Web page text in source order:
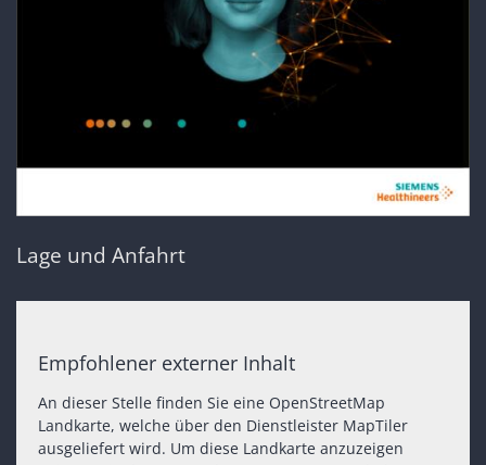
Lage und Anfahrt
Empfohlener externer Inhalt
An dieser Stelle finden Sie eine OpenStreetMap
Landkarte, welche über den Dienstleister MapTiler
ausgeliefert wird. Um diese Landkarte anzuzeigen